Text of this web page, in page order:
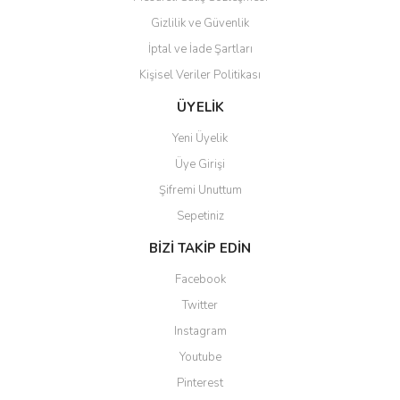
Gönder
Gizlilik ve Güvenlik
İptal ve İade Şartları
Kişisel Veriler Politikası
ÜYELİK
Yeni Üyelik
Üye Girişi
Şifremi Unuttum
Sepetiniz
BİZİ TAKİP EDİN
Facebook
Twitter
Instagram
Youtube
Pinterest